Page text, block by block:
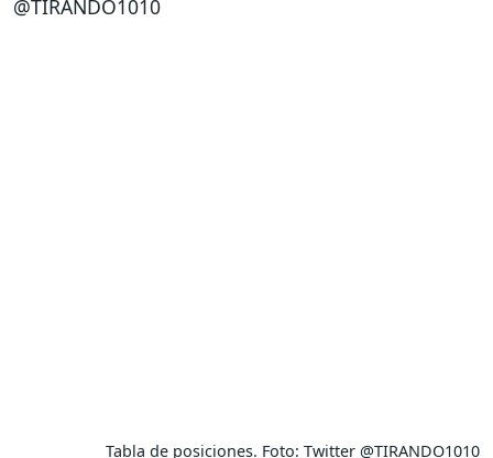
Tabla de posiciones. Foto: Twitter @TIRANDO1010